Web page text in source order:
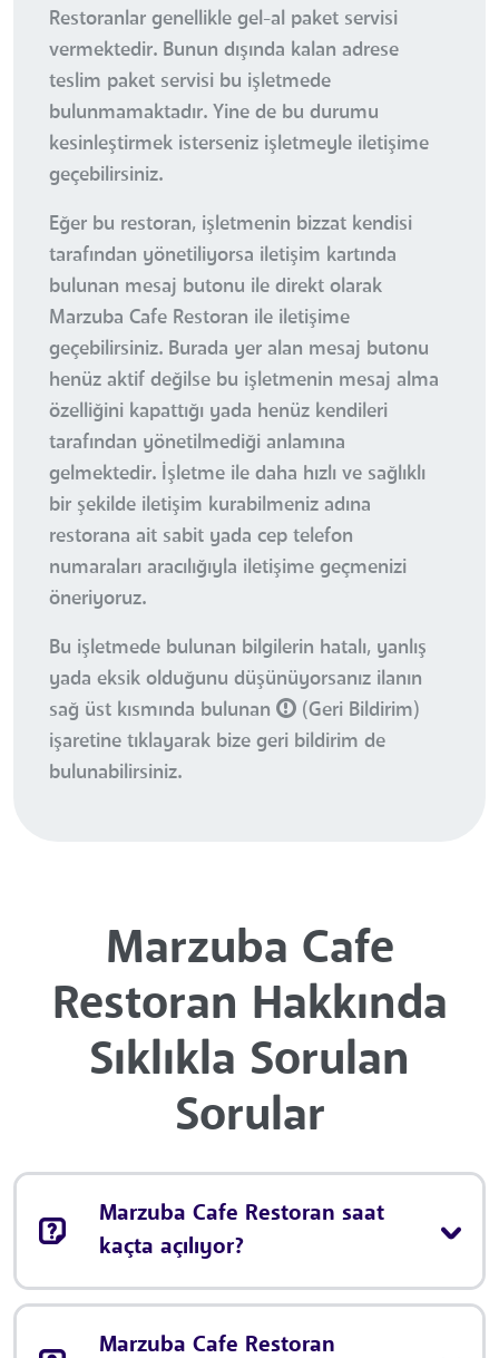
Restoranlar genellikle gel-al paket servisi
vermektedir. Bunun dışında kalan adrese
teslim paket servisi bu işletmede
bulunmamaktadır. Yine de bu durumu
kesinleştirmek isterseniz işletmeyle iletişime
geçebilirsiniz.
Eğer bu restoran, işletmenin bizzat kendisi
tarafından yönetiliyorsa iletişim kartında
bulunan mesaj butonu ile direkt olarak
Marzuba Cafe Restoran ile iletişime
geçebilirsiniz. Burada yer alan mesaj butonu
henüz aktif değilse bu işletmenin mesaj alma
özelliğini kapattığı yada henüz kendileri
tarafından yönetilmediği anlamına
gelmektedir. İşletme ile daha hızlı ve sağlıklı
bir şekilde iletişim kurabilmeniz adına
restorana ait sabit yada cep telefon
numaraları aracılığıyla iletişime geçmenizi
öneriyoruz.
Bu işletmede bulunan bilgilerin hatalı, yanlış
yada eksik olduğunu düşünüyorsanız ilanın
sağ üst kısmında bulunan
(Geri Bildirim)
işaretine tıklayarak bize geri bildirim de
bulunabilirsiniz.
Marzuba Cafe
Restoran Hakkında
Sıklıkla Sorulan
Sorular
Marzuba Cafe Restoran saat
kaçta açılıyor?
Marzuba Cafe Restoran